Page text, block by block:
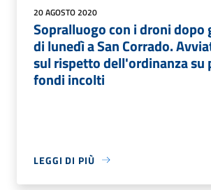
20 AGOSTO 2020
Sopralluogo con i droni dopo
di lunedì a San Corrado.
sul rispetto dell'ordinanza su
fondi incolti
LEGGI DI PIÙ